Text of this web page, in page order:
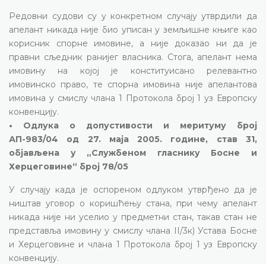
Редовни судови су у конкретном случају утврдили да
апелант никада није био уписан у земљишне књиге као
корисник спорне имовине, а није доказао ни да је
правни сљедник ранијег власника. Стога, апелант нема
имовину на којој је конституисано релевантно
имовинско право, те спорна имовина није апелантова
имовина у смислу члана 1 Протокола број 1 уз Европску
конвенцију.
• Одлука о допустивости и меритуму број
АП-983/04 од 27. маја 2005. године, став 31,
објављена у „Службеном гласнику Босне и
Херцеговине“ број 78/05
У случају када је оспореном одлуком утврђено да је
ништав уговор о коришћењу стана, при чему апелант
никада није ни уселио у предметни стан, такав стан не
представља имовину у смислу члана II/3к) Устава Босне
и Херцеговине и члана 1 Протокола број 1 уз Европску
конвенцију.